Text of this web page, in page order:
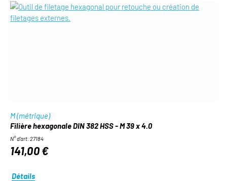
M (métrique)
Filière hexagonale DIN 382 HSS - M 39 x 4.0
N° d'art. 27184
141,00 €
Détails